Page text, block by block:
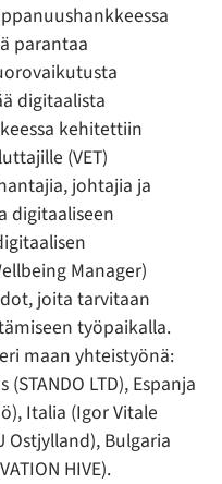
parantaa
digitaalista
kehitettiin
(VET)
johtajia ja
digitaaliseen
Manager)
joita tarvitaan
työpaikalla.
maan yhteistyönä:
LTD), Espanja
Italia (Igor Vitale
Ostjylland), Bulgaria
HIVE).